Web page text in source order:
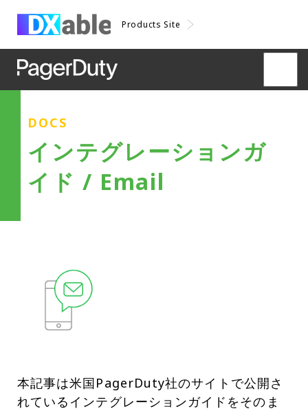
Products Site
DOCS
インテグレーションガ
イド / Email
本記事は米国PagerDuty社のサイトで公開さ
れているインテグレーションガイドをそのま